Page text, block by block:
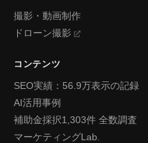
撮影・動画制作
ドローン撮影
コンテンツ
SEO実績：56.9万表示の記録
AI活用事例
補助金採択1,303件 全数調査
マーケティングLab.